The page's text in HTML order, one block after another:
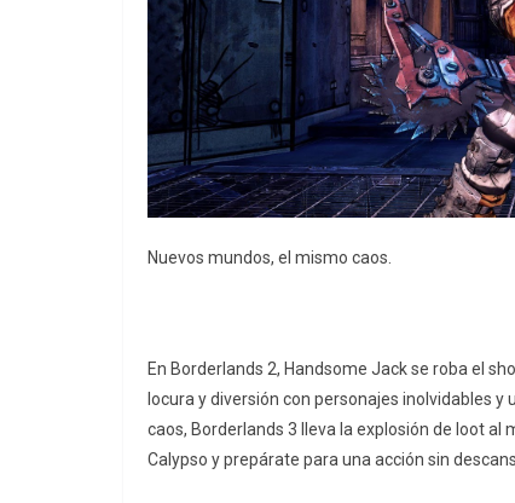
Nuevos mundos, el mismo caos.
En Borderlands 2, Handsome Jack se roba el
locura y diversión con personajes inolvidables
caos, Borderlands 3 lleva la explosión de loot al
Calypso y prepárate para una acción sin